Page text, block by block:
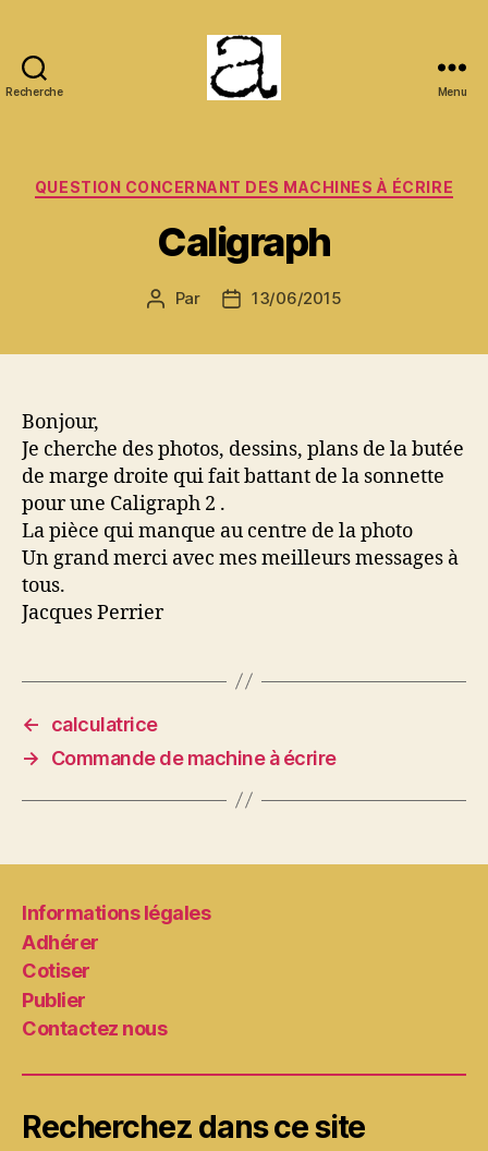
Recherche Menu
Catégories
QUESTION CONCERNANT DES MACHINES À ÉCRIRE
Caligraph
Auteur
Par
Date13/06/2015
Bonjour,
Je cherche des photos, dessins, plans de la butée
de marge droite qui fait battant de la sonnette
pour une Caligraph 2 .
La pièce qui manque au centre de la photo
Un grand merci avec mes meilleurs messages à
tous.
Jacques Perrier
←
calculatrice
→
Commande de machine à écrire
Informations légales
Adhérer
Cotiser
Publier
Contactez nous
Recherchez dans ce site